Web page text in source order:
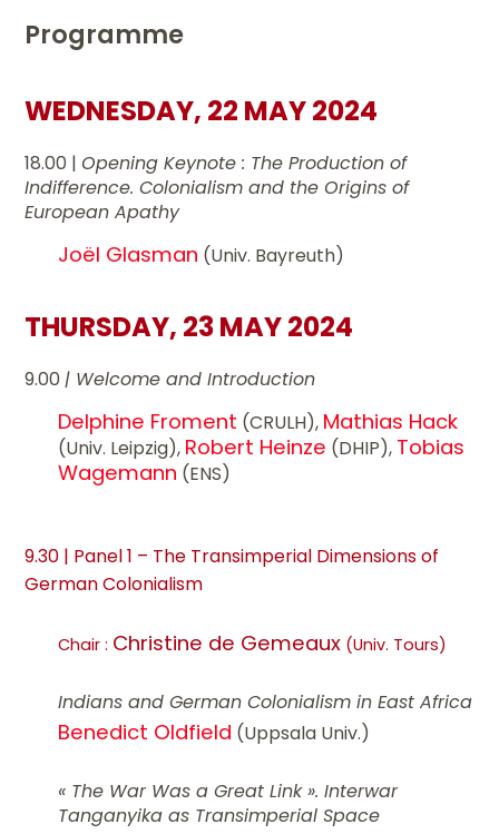
Programme
WEDNESDAY, 22 MAY 2024
18.00 |Opening Keynote : The Production of
Indifference. Colonialism and the Origins of
European Apathy
Joël Glasman (Univ. Bayreuth)
THURSDAY, 23 MAY 2024
9.00| Welcome and Introduction
Delphine Froment (CRULH), Mathias Hack
(Univ. Leipzig), Robert Heinze (DHIP), Tobias
Wagemann (ENS)
9.30 | Panel 1 – The Transimperial Dimensions of
German Colonialism
Chair : Christine de Gemeaux (Univ. Tours)
Indians and German Colonialism in East Africa
Benedict Oldfield (Uppsala Univ.)
« The War Was a Great Link ». Interwar
Tanganyika as Transimperial Space